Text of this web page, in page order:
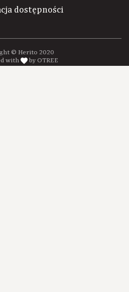
dostępności
© Herito 2020
with
by OTREE